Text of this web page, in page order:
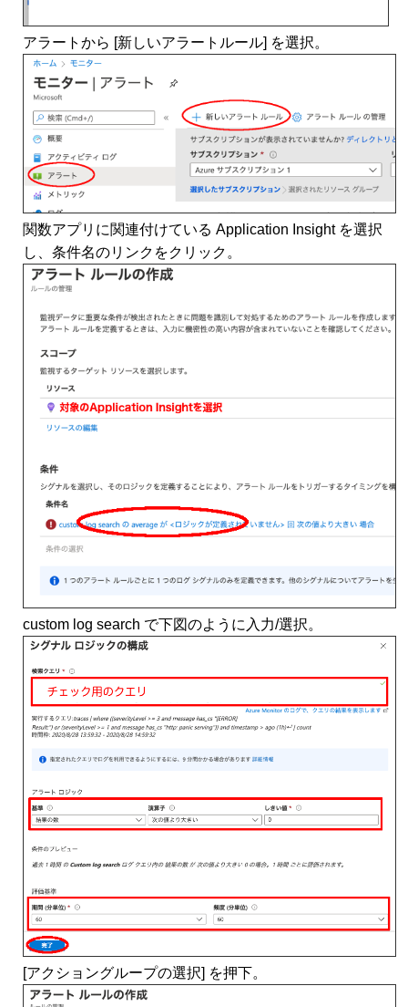
アラートから [新しいアラートルール] を選択。
関数アプリに関連付けている Application Insight を選択
し、条件名のリンクをクリック。
custom log search で下図のように入力/選択。
[アクショングループの選択] を押下。